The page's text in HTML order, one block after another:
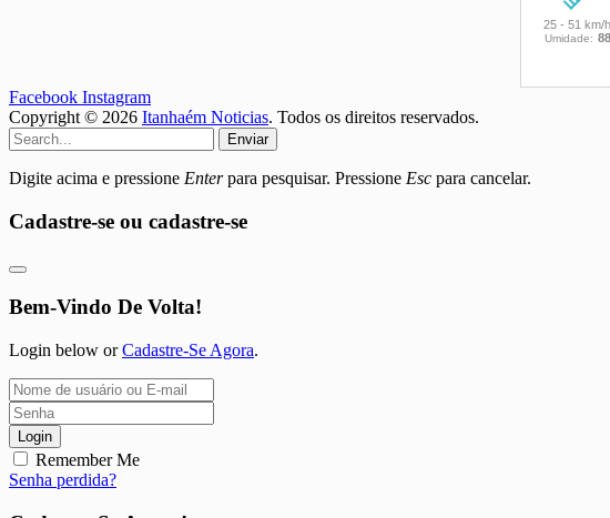
Facebook Instagram
Copyright © 2026 Itanhaém Noticias. Todos os direitos reservados.
Enviar
Digite acima e pressione Enterpara pesquisar. Pressione Esc para cancelar.
Cadastre-se ou cadastre-se
Bem-Vindo De Volta!
Login below orCadastre-Se Agora.
Login
Remember Me
Senha perdida?